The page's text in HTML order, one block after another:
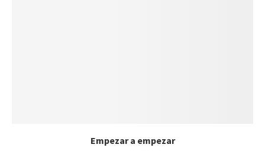
Empezar a empezar